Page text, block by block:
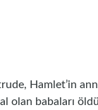
Hamlet’in
olan babaları